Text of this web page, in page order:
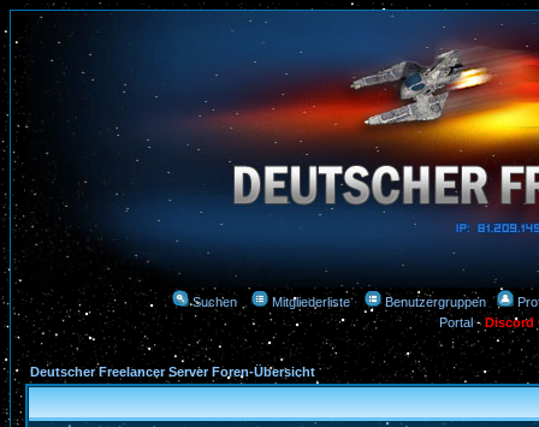
Suchen Mitgliederliste Benutzergruppen
Portal-Discord
Deutscher Freelancer Server Foren-Übersicht